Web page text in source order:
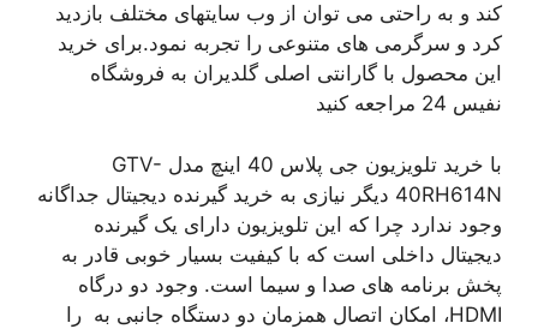
کند و به راحتی می توان از وب سایتهای مختلف بازدید
کرد و سرگرمی های متنوعی را تجربه نمود.برای خرید
این محصول با گارانتی اصلی گلدیران به فروشگاه
نفیس 24 مراجعه کنید
با خرید تلویزیون جی پلاس 40 اینچ مدل GTV-
40RH614N دیگر نیازی به خرید گیرنده دیجیتال جداگانه
وجود ندارد چرا که این تلویزیون دارای یک گیرنده
دیجیتال داخلی است که با کیفیت بسیار خوبی قادر به
پخش برنامه های صدا و سیما است. وجود دو درگاه
HDMI، امکان اتصال همزمان دو دستگاه جانبی به را